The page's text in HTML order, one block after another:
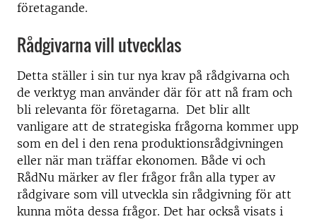
företagande.
Rådgivarna vill utvecklas
Detta ställer i sin tur nya krav på rådgivarna och
de verktyg man använder där för att nå fram och
bli relevanta för företagarna. Det blir allt
vanligare att de strategiska frågorna kommer upp
som en del i den rena produktionsrådgivningen
eller när man träffar ekonomen. Både vi och
RådNu märker av fler frågor från alla typer av
rådgivare som vill utveckla sin rådgivning för att
kunna möta dessa frågor. Det har också visats i